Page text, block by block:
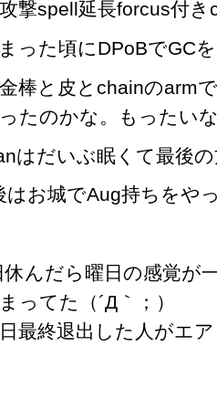
撃spell延長forcus付
った頃にDPoBでGC
棒と皮とchainのarm
たのかな。もったい
はだいぶ眠くて最後
はお城でAug持ちをや
休んだら曜日の感覚が
ってた（´Д｀；）
最終退出した人がエ